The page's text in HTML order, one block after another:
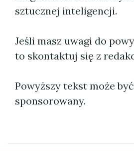
sztucznej inteligencji.
Jeśli masz uwagi do
to skontaktuj się z
Powyższy tekst może
sponsorowany.